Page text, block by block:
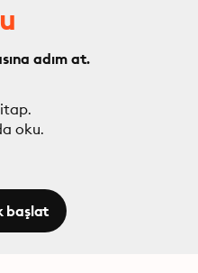
adım at.
oku.
başlat